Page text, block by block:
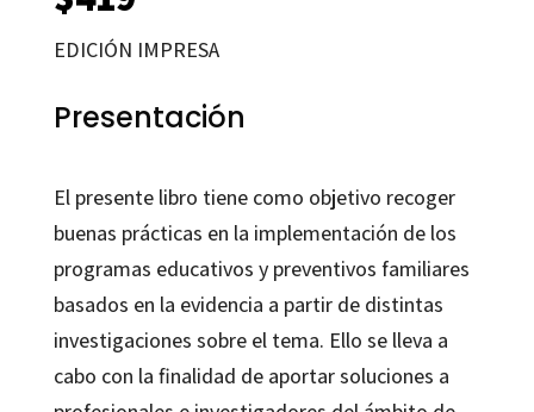
EDICIÓN IMPRESA
Presentación
El presente libro tiene como objetivo recoger
buenas prácticas en la implementación de los
programas educativos y preventivos familiares
basados en la evidencia a partir de distintas
investigaciones sobre el tema. Ello se lleva a
cabo con la finalidad de aportar soluciones a